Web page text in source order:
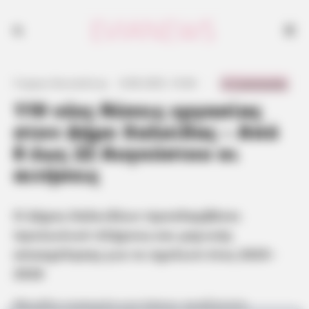
119 νέες θέσεις εργασίας
στον Δήμο Χαλκίδας – Από
8 έως 22 Αυγούστου οι
αιτήσεις
Ο Δήμος Χαλκιδέων προσλαμβάνει
προσωπικό πλήρους και μερικής
Μεγάλη ευκαιρία για όσους αναζητούν